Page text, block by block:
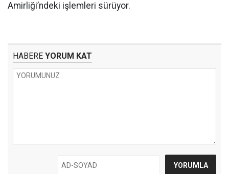
Amirliği’ndeki işlemleri sürüyor.
HABERE YORUM KAT